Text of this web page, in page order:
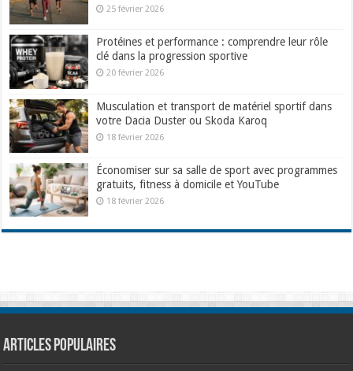
25 février 2026
Protéines et performance : comprendre leur rôle
clé dans la progression sportive
20 février 2026
Musculation et transport de matériel sportif dans
votre Dacia Duster ou Skoda Karoq
18 février 2026
Économiser sur sa salle de sport avec programmes
gratuits, fitness à domicile et YouTube
18 février 2026
Articles populaires